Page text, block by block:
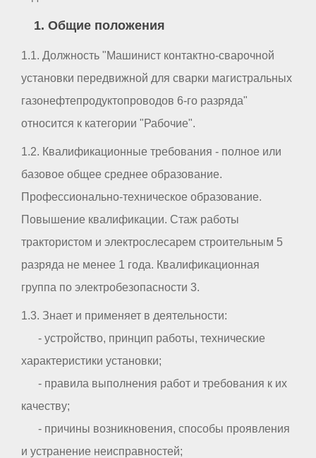
1. Общие положения
1.1. Должность "Машинист контактно-сварочной
установки передвижной для сварки магистральных
газонефтепродуктопроводов 6-го разряда"
относится к категории "Рабочие".
1.2. Квалификационные требования - полное или
базовое общее среднее образование.
Профессионально-техническое образование.
Повышение квалификации. Стаж работы
трактористом и электрослесарем строительным 5
разряда не менее 1 года. Квалификационная
группа по электробезопасности 3.
1.3. Знает и применяет в деятельности:
- устройство, принцип работы, технические
характеристики установки;
- правила выполнения работ и требования к их
качеству;
- причины возникновения, способы проявления
и устранение неисправностей;